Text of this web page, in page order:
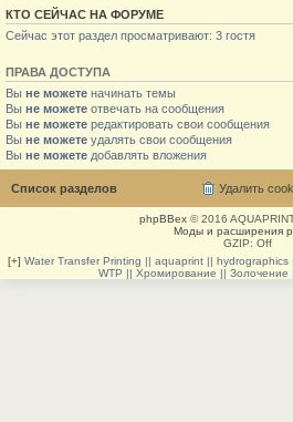
КТО СЕЙЧАС НА ФОРУМЕ
Сейчас этот раздел просматривают: 3 гостя
ПРАВА ДОСТУПА
Вы не можете начинать темы
Вы не можете отвечать на сообщения
Вы не можете редактировать свои сообщения
Вы не можете удалять свои сообщения
Вы не можете добавлять вложения
Список разделов Удалить
phpBBex© 2016
Моды и расширения
GZIP: Off
[+] Water Transfer Printing || aquaprint || hydrographics
WTP || Хромирование || Золочение